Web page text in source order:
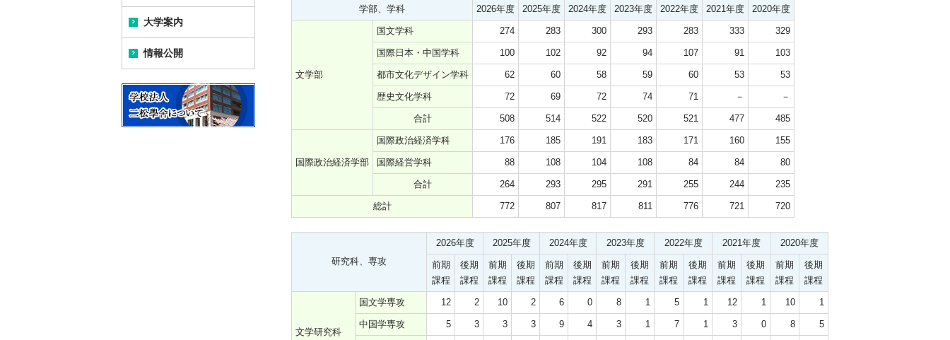
学部、学科 2026年度 2025年度 2024年度 2023年度 2022年度 2021年度 2020年度
文学部
国文学科 274 283 300 293 283 333 329
国際日本・中国学科 100 102 92 94 107 91 103
都市文化デザイン学科 62 60 58 59 60 53 53
歴史文化学科 72 69 72 74 71 － －
合計 508 514 522 520 521 477 485
国際政治経済学部
国際政治経済学科 176 185 191 183 171 160 155
国際経営学科 88 108 104 108 84 84 80
合計 264 293 295 291 255 244 235
総計 772 807 817 811 776 721 720
研究科、専攻
2026年度 2025年度 2024年度 2023年度 2022年度 2021年度 2020年度
前期
課程
後期
課程
前期
課程
後期
課程
前期
課程
後期
課程
前期
課程
後期
課程
前期
課程
後期
課程
前期
課程
後期
課程
前期
課程
後期
課程
文学研究科
国文学専攻 12 2 10 2 6 0 8 1 5 1 12 1 10 1
中国学専攻 5 3 3 3 9 4 3 1 7 1 3 0 8 5
二松学舎列伝
学長プロフィール
歴代の学長
(公財)大学基準協会による
相互評価ならびに認証評
価結果について
アセスメントプラン
研究活動における不正行
大学案内
キャンパス案内
新九段キャンパス完成ま
での歩み
情報公開
情報公開のトップ
大学の教育研究上の目的